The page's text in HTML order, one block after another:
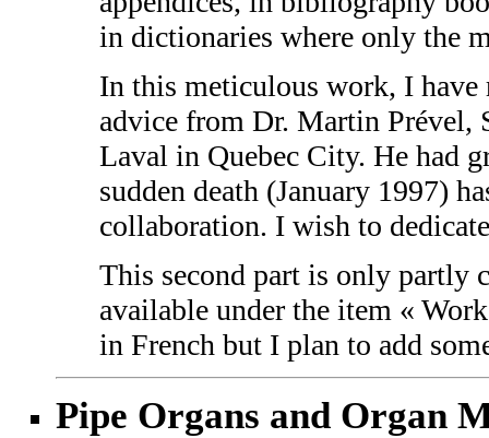
in dictionaries where only the
In this meticulous work, I have
advice from Dr. Martin Prével,
Laval in Quebec City. He had
sudden death (January 1997)
collaboration. I wish to
This second part is only partly
available under the item «
in French but I plan to add
Pipe Organs and Organ